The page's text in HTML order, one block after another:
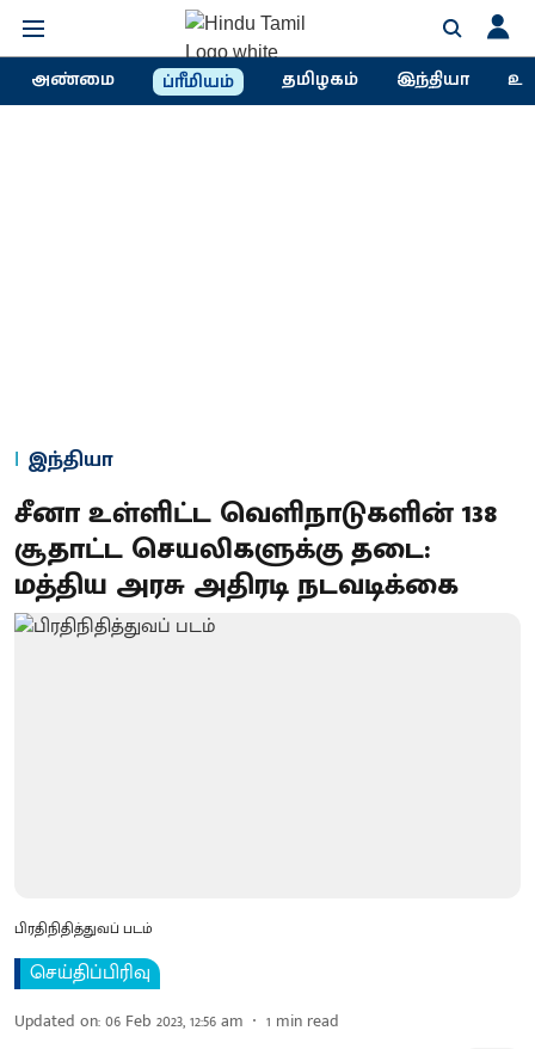
அண்மை ப்ரீமியம் தமிழகம் இந்தியா
இந்தியா
சீனா உள்ளிட்ட வெளிநாடுகளின் 138
சூதாட்ட செயலிகளுக்கு தடை:
மத்திய அரசு அதிரடி நடவடிக்கை
பிரதிநிதித்துவப் படம்
செய்திப்பிரிவு
Updated on:06 Feb 2023, 12:56 am 1 min read